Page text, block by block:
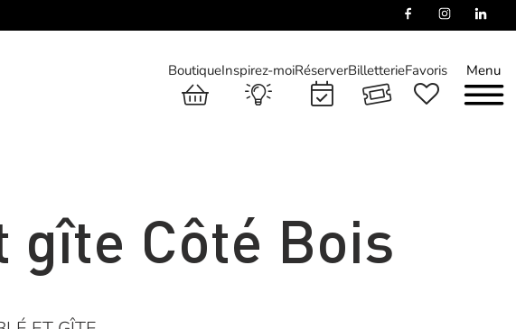
Menu
BoutiqueInspirez-moiRéserverBilletterieFavoris
gîte Côté Bois